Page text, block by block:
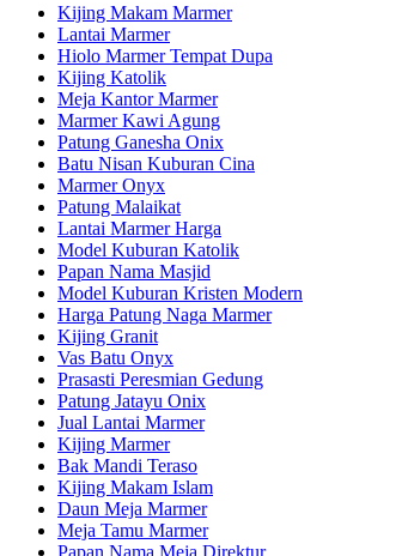
Kijing Makam Marmer
Lantai Marmer
Hiolo Marmer Tempat Dupa
Kijing Katolik
Meja Kantor Marmer
Marmer Kawi Agung
Patung Ganesha Onix
Batu Nisan Kuburan Cina
Marmer Onyx
Patung Malaikat
Lantai Marmer Harga
Model Kuburan Katolik
Papan Nama Masjid
Model Kuburan Kristen Modern
Harga Patung Naga Marmer
Kijing Granit
Vas Batu Onyx
Prasasti Peresmian Gedung
Patung Jatayu Onix
Jual Lantai Marmer
Kijing Marmer
Bak Mandi Teraso
Kijing Makam Islam
Daun Meja Marmer
Meja Tamu Marmer
Papan Nama Meja Direktur